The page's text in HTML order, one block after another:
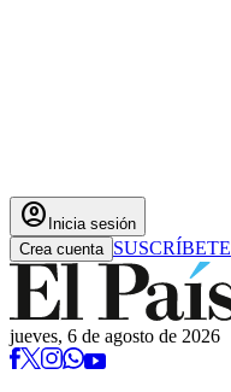
account_circle Inicia sesión
Crea cuenta SUSCRÍBETE
jueves, 6 de agosto de 2026